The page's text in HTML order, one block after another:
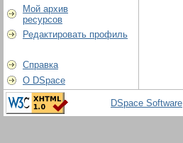
Мой архив
ресурсов
Редактировать профиль
Справка
О DSpace
DSpace Software